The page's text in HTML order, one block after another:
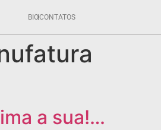
BIOCONTATOS
a sua!…